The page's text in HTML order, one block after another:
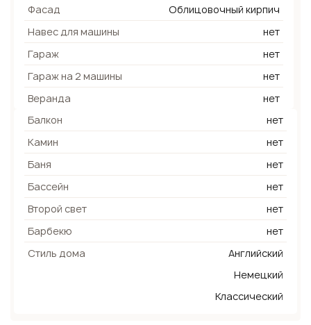
Фасад
Облицовочный кирпич
Навес для машины
нет
Гараж
нет
Гараж на 2 машины
нет
Веранда
нет
Балкон
нет
Камин
нет
Баня
нет
Бассейн
нет
Второй свет
нет
Барбекю
нет
Стиль дома
Английский
Немецкий
Классический